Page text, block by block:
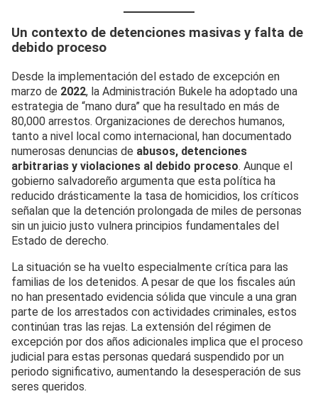
Un contexto de detenciones masivas y falta de
debido proceso
Desde la implementación del estado de excepción en
marzo de 2022, la Administración Bukele ha adoptado una
estrategia de “mano dura” que ha resultado en más de
80,000 arrestos. Organizaciones de derechos humanos,
tanto a nivel local como internacional, han documentado
numerosas denuncias de abusos, detenciones
arbitrarias y violaciones al debido proceso. Aunque el
gobierno salvadoreño argumenta que esta política ha
reducido drásticamente la tasa de homicidios, los críticos
señalan que la detención prolongada de miles de personas
sin un juicio justo vulnera principios fundamentales del
Estado de derecho.
La situación se ha vuelto especialmente crítica para las
familias de los detenidos. A pesar de que los fiscales aún
no han presentado evidencia sólida que vincule a una gran
parte de los arrestados con actividades criminales, estos
continúan tras las rejas. La extensión del régimen de
excepción por dos años adicionales implica que el proceso
judicial para estas personas quedará suspendido por un
periodo significativo, aumentando la desesperación de sus
seres queridos.